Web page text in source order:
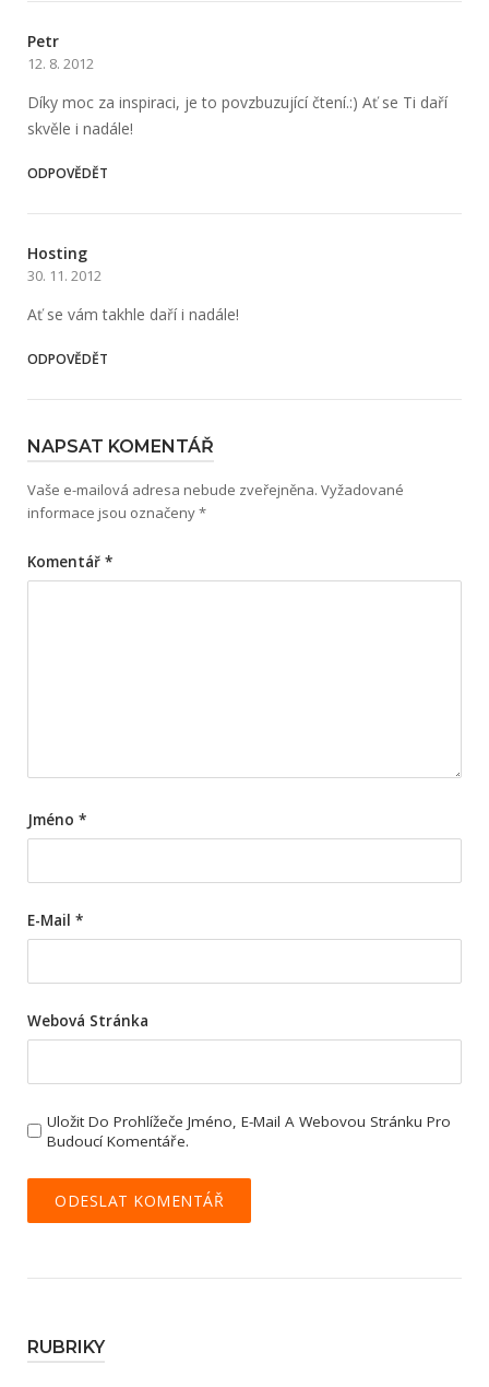
Petr
12. 8. 2012
Díky moc za inspiraci, je to povzbuzující čtení.:) Ať se Ti daří
skvěle i nadále!
ODPOVĚDĚT
Hosting
30. 11. 2012
Ať se vám takhle daří i nadále!
ODPOVĚDĚT
NAPSAT KOMENTÁŘ
Vaše e-mailová adresa nebude zveřejněna. Vyžadované
informace jsou označeny*
Komentář *
Jméno *
E-Mail *
Webová Stránka
Uložit Do Prohlížeče Jméno, E-Mail A Webovou Stránku Pro
Budoucí Komentáře.
RUBRIKY